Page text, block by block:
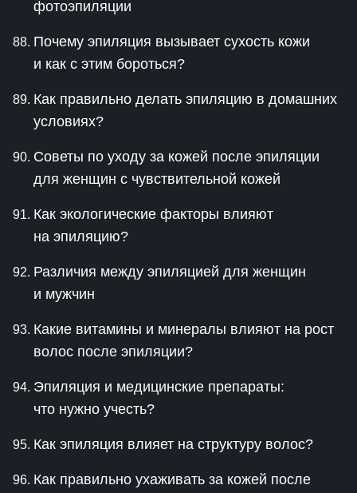
фотоэпиляции
Почему эпиляция вызывает сухость кожи
и как с этим бороться?
Как правильно делать эпиляцию в домашних
условиях?
Советы по уходу за кожей после эпиляции
для женщин с чувствительной кожей
Как экологические факторы влияют
на эпиляцию?
Различия между эпиляцией для женщин
и мужчин
Какие витамины и минералы влияют на рост
волос после эпиляции?
Эпиляция и медицинские препараты:
что нужно учесть?
Как эпиляция влияет на структуру волос?
Как правильно ухаживать за кожей после